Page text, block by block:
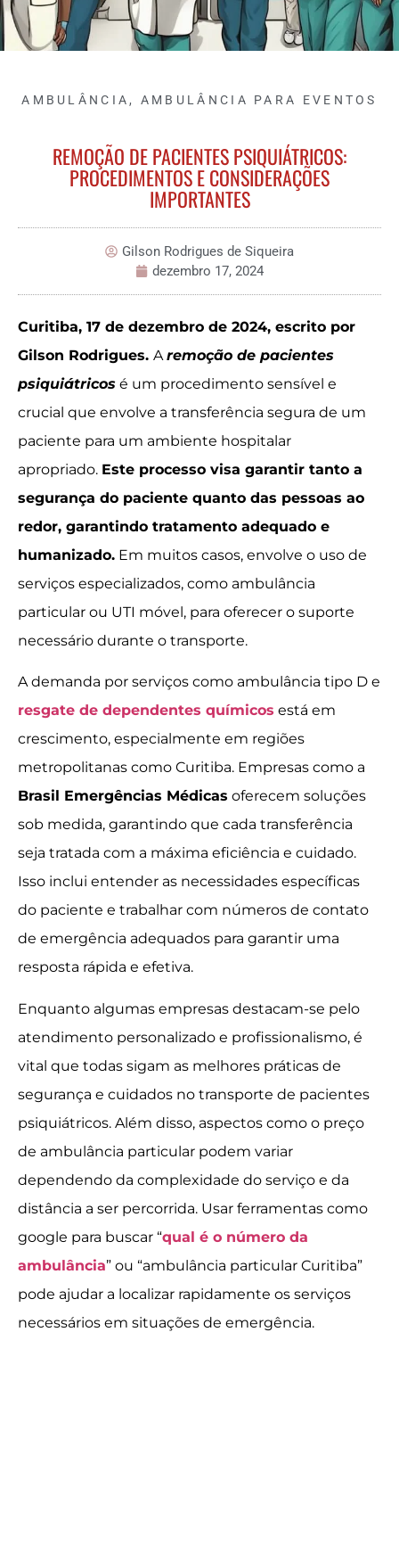
AMBULÂNCIA , AMBULÂNCIA PARA EVENTOS
REMOÇÃO DE PACIENTES PSIQUIÁTRICOS:
PROCEDIMENTOS E CONSIDERAÇÕES
IMPORTANTES
Gilson Rodrigues de Siqueira
dezembro 17, 2024
Curitiba, 17 de dezembro de 2024, escrito por
Gilson Rodrigues. Aremoção de pacientes
psiquiátricos é um procedimento sensível e
crucial que envolve a transferência segura de um
paciente para um ambiente hospitalar
apropriado. Este processo visa garantir tanto a
segurança do paciente quanto das pessoas ao
redor, garantindo tratamento adequado e
humanizado. Em muitos casos, envolve o uso de
serviços especializados, como ambulância
particular ou UTI móvel, para oferecer o suporte
necessário durante o transporte.
A demanda por serviços como ambulância tipo D e
resgate de dependentes químicos está em
crescimento, especialmente em regiões
metropolitanas como Curitiba. Empresas como a
Brasil Emergências Médicas oferecem soluções
sob medida, garantindo que cada transferência
seja tratada com a máxima eficiência e cuidado.
Isso inclui entender as necessidades específicas
do paciente e trabalhar com números de contato
de emergência adequados para garantir uma
resposta rápida e efetiva.
Enquanto algumas empresas destacam-se pelo
atendimento personalizado e profissionalismo, é
vital que todas sigam as melhores práticas de
segurança e cuidados no transporte de pacientes
psiquiátricos. Além disso, aspectos como o preço
de ambulância particular podem variar
dependendo da complexidade do serviço e da
distância a ser percorrida. Usar ferramentas como
google para buscar “qual é o número da
ambulância” ou “ambulância particular Curitiba”
pode ajudar a localizar rapidamente os serviços
necessários em situações de emergência.